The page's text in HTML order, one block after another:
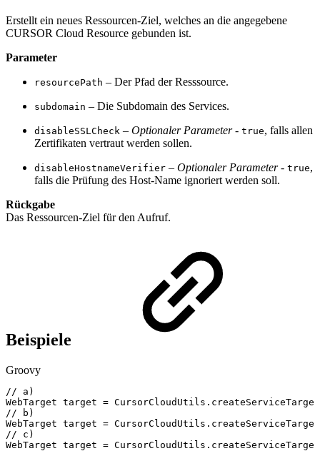
Erstellt ein neues Ressourcen-Ziel, welches an die angegebene
CURSOR Cloud Resource gebunden ist.
Parameter
resourcePath – Der Pfad der Resssource.
subdomain – Die Subdomain des Services.
disableSSLCheck – Optionaler Parameter- true, falls allen
Zertifikaten vertraut werden sollen.
disableHostnameVerifier – Optionaler Parameter- true,
falls die Prüfung des Host-Name ignoriert werden soll.
Rückgabe
Das Ressourcen-Ziel für den Aufruf.
Beispiele
Groovy
//
a)
WebTarget target = CursorCloudUtils . createServiceTarget
//
b)
WebTarget target = CursorCloudUtils . createServiceTarget
//
c)
WebTarget target = CursorCloudUtils . createServiceTarget